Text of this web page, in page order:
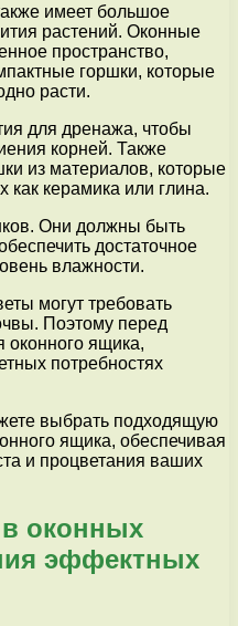
имеет большое
растений. Оконные
пространство,
горшки, которые
расти.
для дренажа, чтобы
корней. Также
из материалов, которые
как керамика или глина.
Они должны быть
достаточное
влажности.
могут требовать
Поэтому перед
ящика,
потребностях
выбрать подходящую
ящика, обеспечивая
и процветания ваших
в оконных
эффектных